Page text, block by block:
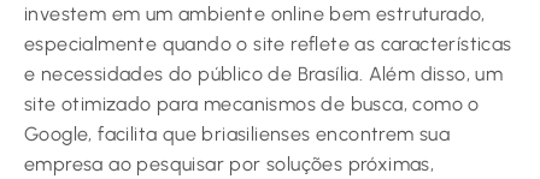
investem em um ambiente online bem estruturado,
especialmente quando o site reflete as características
e necessidades do público de Brasília. Além disso, um
site otimizado para mecanismos de busca, como o
Google, facilita que briasilienses encontrem sua
empresa ao pesquisar por soluções próximas,